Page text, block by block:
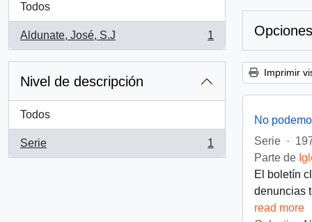
Todos
Aldunate, José, S.J
, 1 resultados
1
Nivel de descripción
Todos
Serie
, 1 resultados
1
Imprimir
No
Serie ·
Parte de
El boletín
denuncias
read more